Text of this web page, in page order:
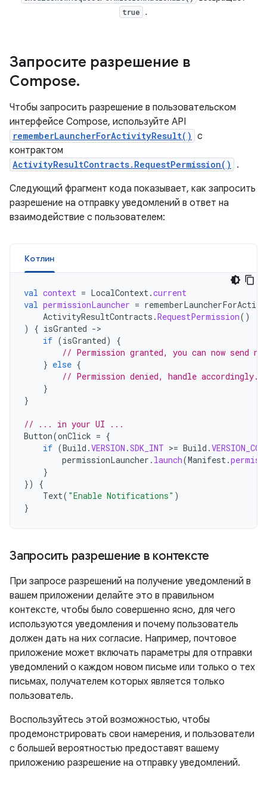
true .
Запросите разрешение в
Compose.
Чтобы запросить разрешение в пользовательском
интерфейсе Compose, используйте API
rememberLauncherForActivityResult() с
контрактом
ActivityResultContracts.RequestPermission()
.
Следующий фрагмент кода показывает, как запросить
разрешение на отправку уведомлений в ответ на
взаимодействие с пользователем:
Котлин
val context = LocalContext.current
val permissionLauncher =
ActivityResultContracts .RequestPermission()
)
{ isGranted -
if (isGranted)
{
// Permission granted, you can now send
} else {
// Permission denied, handle accordingly.
}
}
// ... in your UI ...
Button(onClick = {
if (Build .VERSION .SDK_INT >= Build .
permissionLauncher . launch(Manifest.
}
})
{
Text( "Enable Notifications" )
}
Запросить разрешение в контексте
При запросе разрешений на получение уведомлений в
вашем приложении делайте это в правильном
контексте, чтобы было совершенно ясно, для чего
используются уведомления и почему пользователь
должен дать на них согласие. Например, почтовое
приложение может включать параметры для отправки
уведомлений о каждом новом письме или только о тех
письмах, получателем которых является только
пользователь.
Воспользуйтесь этой возможностью, чтобы
продемонстрировать свои намерения, и пользователи
с большей вероятностью предоставят вашему
приложению разрешение на отправку уведомлений.